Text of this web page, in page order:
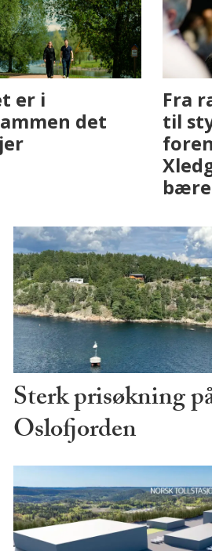
Fenistra endrer
eiendomsbransjen
med AI. Slik ser vi
Sterk prisøkning
Oslofjorden